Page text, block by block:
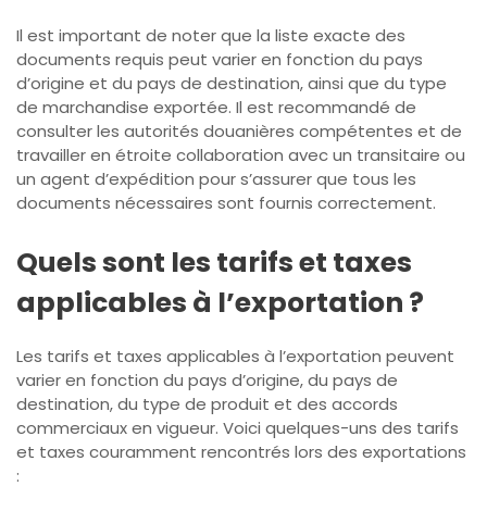
Il est important de noter que la liste exacte des
documents requis peut varier en fonction du pays
d’origine et du pays de destination, ainsi que du type
de marchandise exportée. Il est recommandé de
consulter les autorités douanières compétentes et de
travailler en étroite collaboration avec un transitaire ou
un agent d’expédition pour s’assurer que tous les
documents nécessaires sont fournis correctement.
Quels sont les tarifs et taxes
applicables à l’exportation ?
Les tarifs et taxes applicables à l’exportation peuvent
varier en fonction du pays d’origine, du pays de
destination, du type de produit et des accords
commerciaux en vigueur. Voici quelques-uns des tarifs
et taxes couramment rencontrés lors des exportations
: